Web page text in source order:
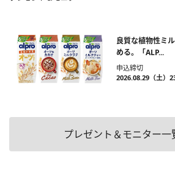
良質な植物性ミ
める。「ALP...
申込締切
2026.08.29（土）
プレゼント＆モニター一